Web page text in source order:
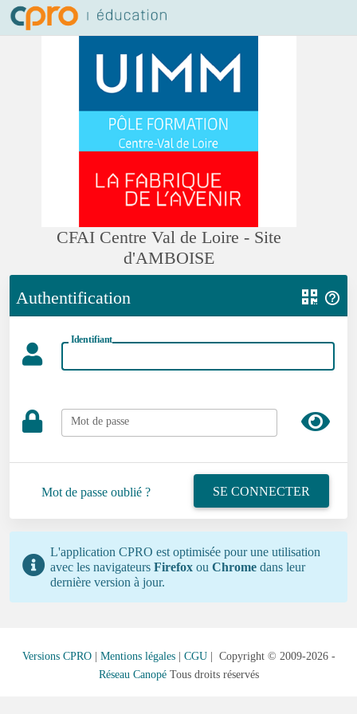
CFAI Centre Val de Loire - Site
d'AMBOISE
Authentification
Identifiant
Mot de passe
Mot de passe oublié ? SE CONNECTER
L'application CPRO est optimisée pour une utilisation
avec les navigateurs Firefoxou Chromedans leur
dernière version à jour.
Versions CPRO| Mentions légales| CGU| Copyright © 2009-2026 -
Réseau CanopéTous droits réservés